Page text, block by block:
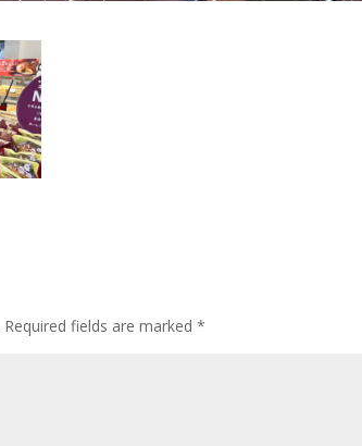
Required fields are marked*